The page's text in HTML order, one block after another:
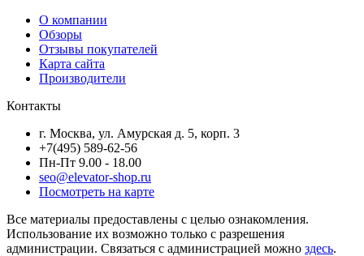
О компании
Обзоры
Отзывы покупателей
Карта сайта
Производители
Контакты
г. Москва, ул. Амурская д. 5, корп. 3
+7(495) 589-62-56
Пн-Пт 9.00 - 18.00
seo@elevator-shop.ru
Посмотреть на карте
Все материалы предоставлены с целью ознакомления.
Использование их возможно только с разрешения
администрации. Связаться с администрацией можно здесь.